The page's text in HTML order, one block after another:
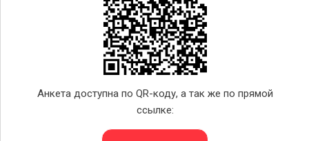
Анкета доступна по QR-коду, а так же по прямой
ссылке: